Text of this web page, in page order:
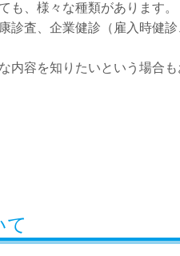
も、様々な種類があります。
診査、企業健診（雇入時健
内容を知りたいという場合
て